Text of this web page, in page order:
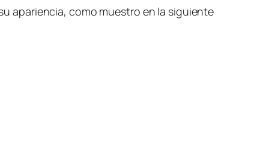
apariencia, como muestro en la siguiente